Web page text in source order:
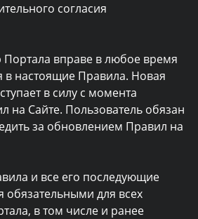
согласия
Портала вправе в любое время
в настоящие Правила. Новая
в силу с момента
на Сайте. Пользователь обязан
за обновлением Правил на
и все его последующие
обязательными для всех
в том числе и ранее